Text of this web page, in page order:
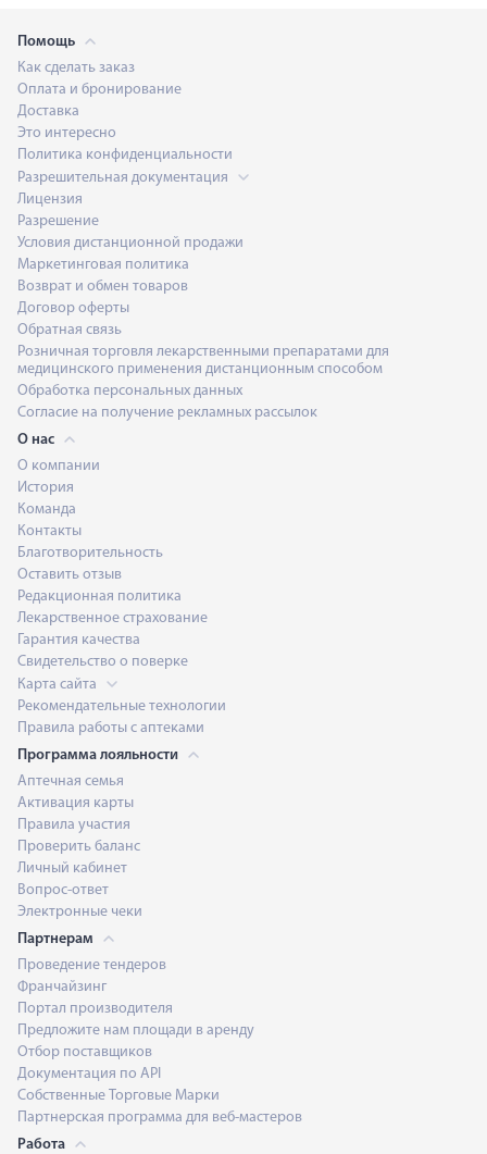
Помощь
Как сделать заказ
Оплата и бронирование
Доставка
Это интересно
Политика конфиденциальности
Разрешительная документация
Лицензия
Разрешение
Условия дистанционной продажи
Маркетинговая политика
Возврат и обмен товаров
Договор оферты
Обратная связь
Розничная торговля лекарственными препаратами для
медицинского применения дистанционным способом
Обработка персональных данных
Согласие на получение рекламных рассылок
О нас
О компании
История
Команда
Контакты
Благотворительность
Оставить отзыв
Редакционная политика
Лекарственное страхование
Гарантия качества
Свидетельство о поверке
Карта сайта
Рекомендательные технологии
Правила работы с аптеками
Программа лояльности
Аптечная семья
Активация карты
Правила участия
Проверить баланс
Личный кабинет
Вопрос-ответ
Электронные чеки
Партнерам
Проведение тендеров
Франчайзинг
Портал производителя
Предложите нам площади в аренду
Отбор поставщиков
Документация по API
Собственные Торговые Марки
Партнерская программа для веб-мастеров
Работа